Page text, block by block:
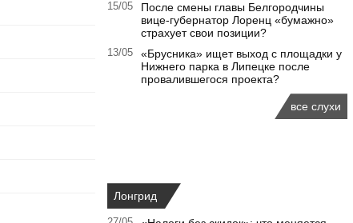
15/05
После смены главы Белгородчины
вице-губернатор Лоренц «бумажно»
страхует свои позиции?
13/05
«Брусника» ищет выход с площадки у
Нижнего парка в Липецке после
провалившегося проекта?
все слухи
Лонгрид